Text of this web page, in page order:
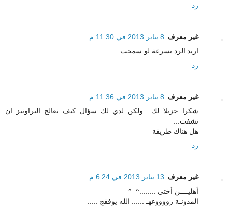
رد
غير معرف 8 يناير 2013 في 11:30 م
اريد الرد بسرعة لو سمحت
رد
غير معرف 8 يناير 2013 في 11:36 م
شكرا جزيلا لك ..ولكن لدي لك سؤال كيف نعالج البراونيز ان
نشفت...
هل هناك طريقة
رد
غير معرف 13 يناير 2013 في 6:24 م
أهليــــن أختي ........^_^
المدونـة رووووعهـ ...... الله يوفقج .....